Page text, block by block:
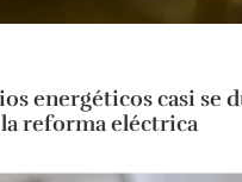
energéticos casi se
reforma eléctrica